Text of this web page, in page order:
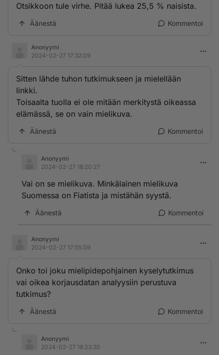
Otsikkoon tule virhe. Pitää lukea 25,5 % naisista.
Äänestä Kommentoi
Anonyymi
2024-02-27 17:32:09
Sitten lähde tuhon tutkimukseen ja mielellään
linkki.
Toisaalta tuolla ei ole mitään merkitystä oikeassa
elämässä, se on vain mielikuva.
Äänestä Kommentoi
Anonyymi
2024-02-27 18:20:27
Vai on se mielikuva. Minkälainen mielikuva
Suomessa on Fiatista ja mistähän syystä.
Äänestä Kommentoi
Anonyymi
2024-02-27 17:55:09
Onko toi joku mielipidepohjainen kyselytutkimus
vai oikea korjausdatan analyysiin perustuva
tutkimus?
Äänestä Kommentoi
Anonyymi
2024-02-27 18:23:30